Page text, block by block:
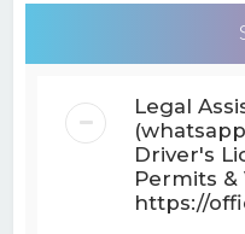
Legal
Driver's
Permits &
https://